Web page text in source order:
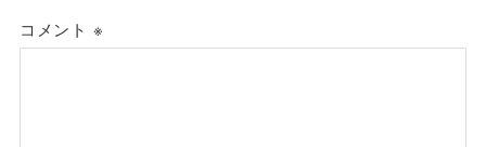
コメント ※